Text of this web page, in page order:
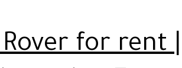
for rent |